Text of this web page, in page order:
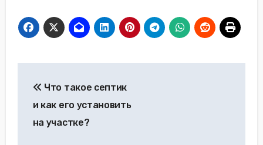
по
записям
Что такое септик
и как его установить
на участке?